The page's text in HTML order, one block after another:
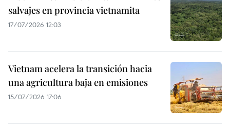
salvajes en provincia vietnamita
17/07/2026 12:03
Vietnam acelera la transición hacia
una agricultura baja en emisiones
15/07/2026 17:06